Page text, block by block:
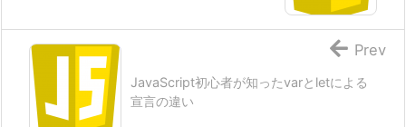
JavaScript初心者が知ったvarとletによる
宣言の違い
Prev